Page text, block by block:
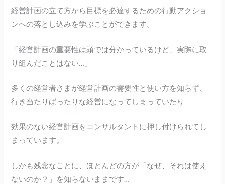
経営計画の立て方から目標を必達するための行動アクショ
ンへの落とし込みを学ぶことができます。
「経営計画の重要性は頭では分かっているけど、実際に取
り組んだことはない…」
多くの経営者さまが経営計画の需要性と使い方を知らず、
行き当たりばったりな経営になってしまっていたり
効果のない経営計画をコンサルタントに押し付けられてし
まっています。
しかも残念なことに、ほとんどの方が「なぜ、それは使え
ないのか？」を知らないままです…